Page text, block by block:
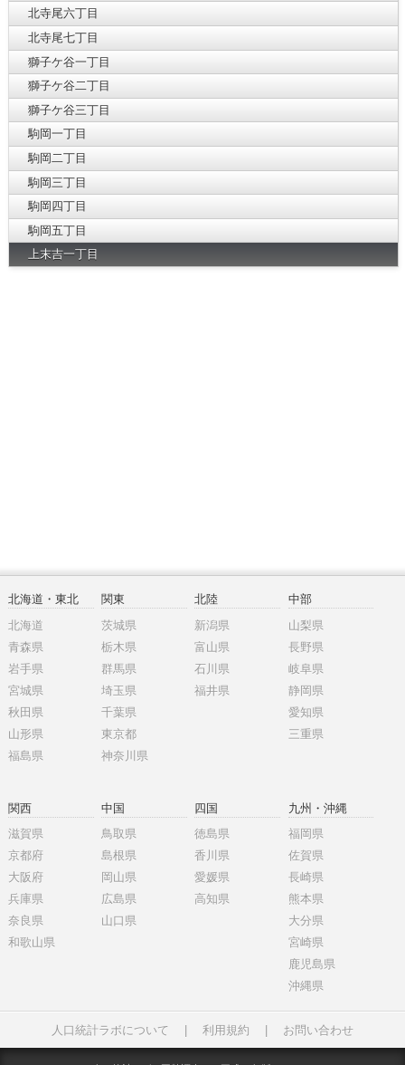
北寺尾六丁目
北寺尾七丁目
獅子ケ谷一丁目
獅子ケ谷二丁目
獅子ケ谷三丁目
駒岡一丁目
駒岡二丁目
駒岡三丁目
駒岡四丁目
駒岡五丁目
上末吉一丁目
北海道・東北
北海道
青森県
岩手県
宮城県
秋田県
山形県
福島県
関東
茨城県
栃木県
群馬県
埼玉県
千葉県
東京都
神奈川県
北陸
新潟県
富山県
石川県
福井県
中部
山梨県
長野県
岐阜県
静岡県
愛知県
三重県
関西
滋賀県
京都府
大阪府
兵庫県
奈良県
和歌山県
中国
鳥取県
島根県
岡山県
広島県
山口県
四国
徳島県
香川県
愛媛県
高知県
九州・沖縄
福岡県
佐賀県
長崎県
熊本県
大分県
宮崎県
鹿児島県
沖縄県
人口統計ラボについて 利用規約 お問い合わせ